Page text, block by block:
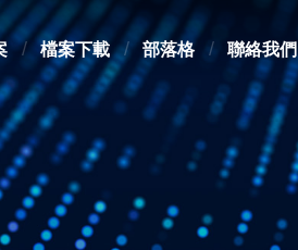
檔案下載 部落格 聯絡我們